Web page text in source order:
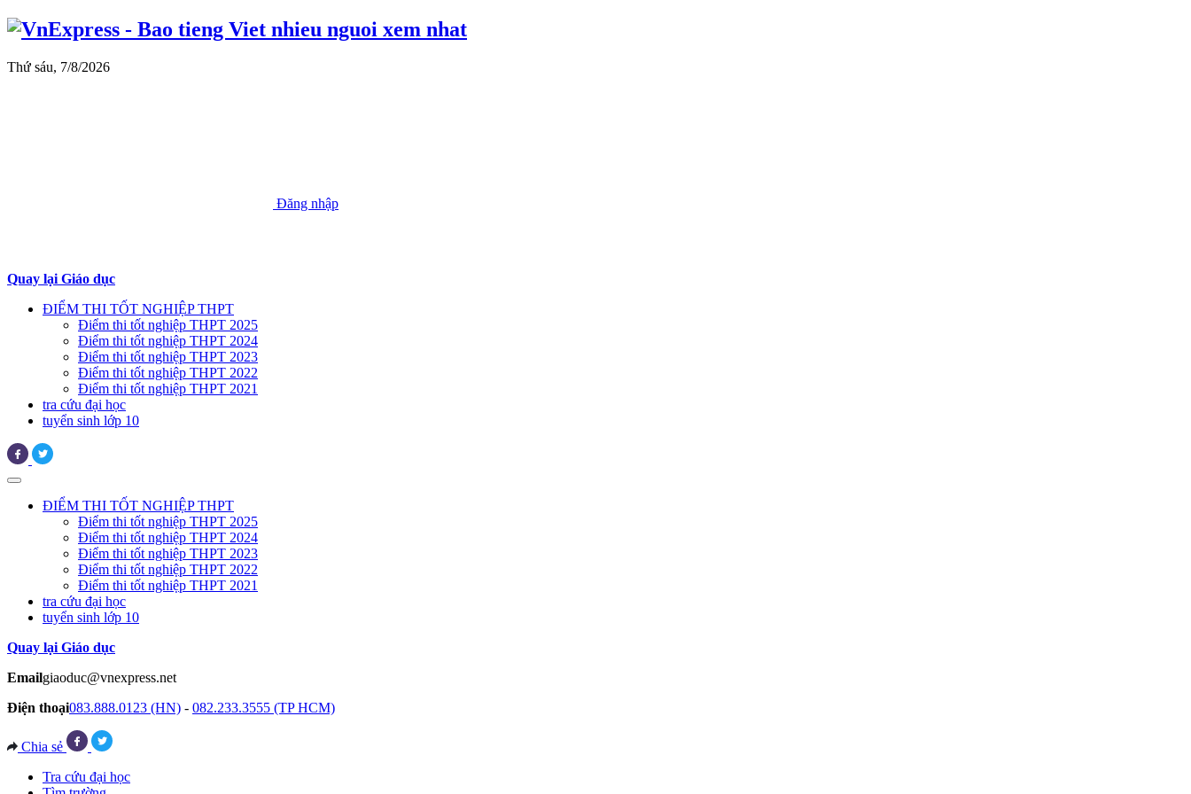
Thứ sáu, 7/8/2026
Đăng nhập
Quay lại Giáo dục
ĐIỂM THI TỐT NGHIỆP THPT
Điểm thi tốt nghiệp THPT 2025
Điểm thi tốt nghiệp THPT 2024
Điểm thi tốt nghiệp THPT 2023
Điểm thi tốt nghiệp THPT 2022
Điểm thi tốt nghiệp THPT 2021
tra cứu đại học
tuyển sinh lớp 10
ĐIỂM THI TỐT NGHIỆP THPT
Điểm thi tốt nghiệp THPT 2025
Điểm thi tốt nghiệp THPT 2024
Điểm thi tốt nghiệp THPT 2023
Điểm thi tốt nghiệp THPT 2022
Điểm thi tốt nghiệp THPT 2021
tra cứu đại học
tuyển sinh lớp 10
Quay lại Giáo dục
Emailgiaoduc@vnexpress.net
Điện thoại083.888.0123 (HN) - 082.233.3555 (TP HCM)
Chia sẻ
Tra cứu đại học